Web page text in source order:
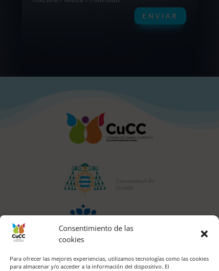
Consentimiento de las
cookies
Para ofrecer las mejores experiencias, utilizamos tecnologías como las cookies
para almacenar y/o acceder a la información del dispositivo. El
ENVIAR